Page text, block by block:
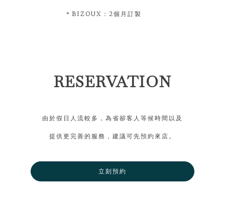
＊BIZOUX：2個月訂製
RESERVATION
由於假日人流較多，為省卻客人等候時間以及
提供更完善的服務，建議可先預約來店。
立刻預約